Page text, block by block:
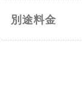
別途料金